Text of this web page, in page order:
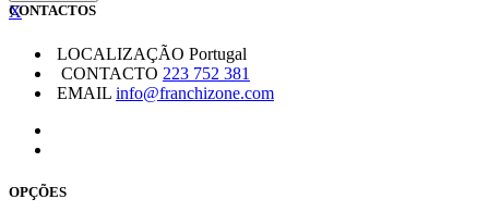
X
CONTACTOS
LOCALIZAÇÃO Portugal
CONTACTO 223 752 381
EMAIL info@franchizone.com
OPÇÕES